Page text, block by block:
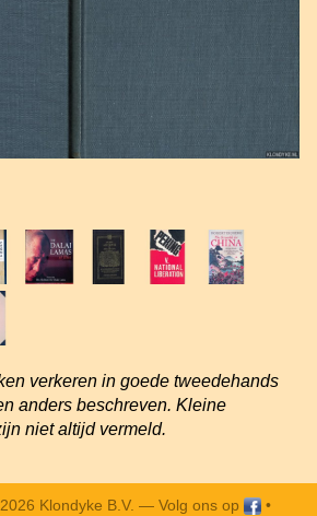
verkeren in goede tweedehands
anders beschreven. Kleine
niet altijd vermeld.
Klondyke B.V. — Volg ons op
•